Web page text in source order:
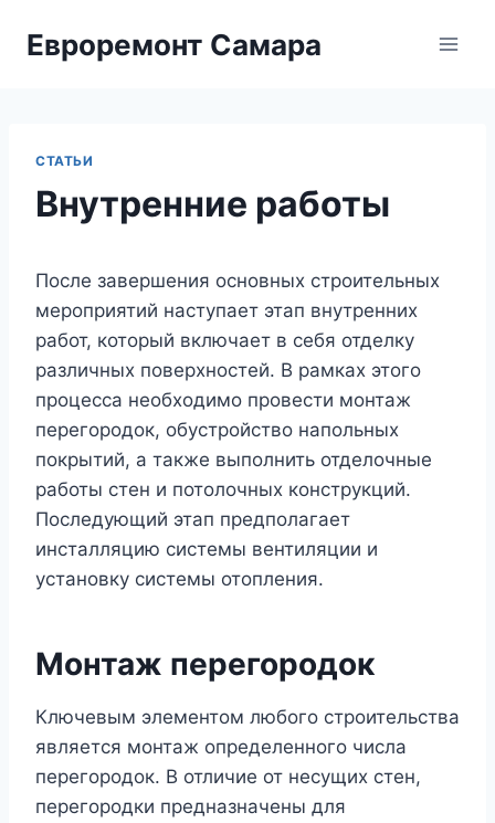
Евроремонт Самара
СТАТЬИ
Внутренние работы
После завершения основных строительных
мероприятий наступает этап внутренних
работ, который включает в себя отделку
различных поверхностей. В рамках этого
процесса необходимо провести монтаж
перегородок, обустройство напольных
покрытий, а также выполнить отделочные
работы стен и потолочных конструкций.
Последующий этап предполагает
инсталляцию системы вентиляции и
установку системы отопления.
Монтаж перегородок
Ключевым элементом любого строительства
является монтаж определенного числа
перегородок. В отличие от несущих стен,
перегородки предназначены для